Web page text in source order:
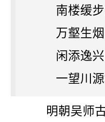
南楼缓步
万壑生烟
闲添逸兴
一望川源
明朝吴师古